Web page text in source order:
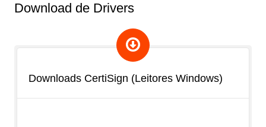
Download de Drivers
Downloads CertiSign (Leitores Windows)